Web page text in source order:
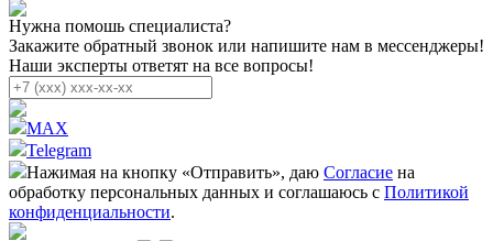
Нужна помошь специалиста?
Закажите обратный звонок или напишите нам в мессенджеры!
Наши эксперты ответят на все вопросы!
MAX
Telegram
Нажимая на кнопку «Отправить», даю Согласие на
обработку персональных данных и соглашаюсь с Политикой
конфиденциальности.